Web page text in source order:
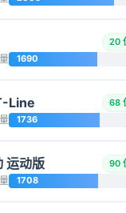
20
1690
Line 68
1736
运动版 90
1708